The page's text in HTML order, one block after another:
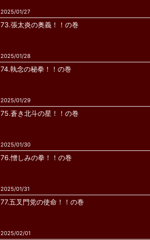
2025/01/27
73.張太炎の奥義！！の巻
2025/01/28
74.執念の秘拳！！の巻
2025/01/29
75.蒼き北斗の星！！の巻
2025/01/30
76.憎しみの拳！！の巻
2025/01/31
77.五叉門党の使命！！の巻
2025/02/01